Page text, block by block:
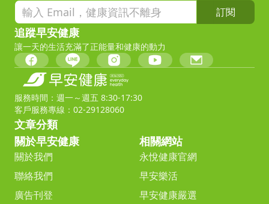
訂閱
追蹤早安健康
讓一天的生活充滿了正能量和健康的動力
服務時間：週一～週五 8:30-17:30
客戶服務專線：02-29128060
文章分類
關於早安健康
關於我們
聯絡我們
廣告刊登
相關網站
永悅健康官網
早安樂活
早安健康嚴選